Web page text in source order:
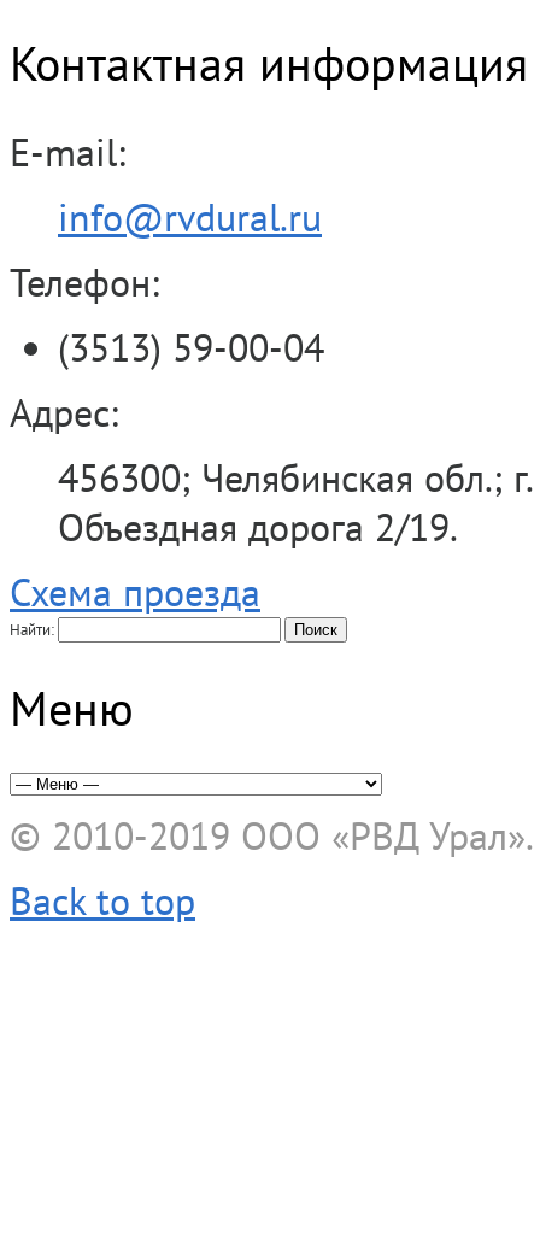
Контактная информация
E-mail:
info@rvdural.ru
Телефон:
(3513) 59-00-04
Адрес:
456300; Челябинская обл.;
Объездная дорога 2/19.
Схема проезда
Найти:
Меню
© 2010-2019 ООО «РВД Урал»
Back to top